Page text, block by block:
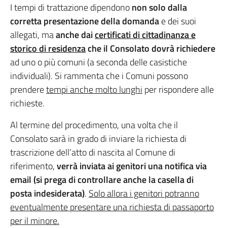
I tempi di trattazione dipendononon solo dalla
corretta presentazione della domandae dei suoi
allegati, maanche daicertificati di cittadinanza e
storico di residenzache il Consolato dovrà richiedere
ad uno o più comuni (a seconda delle casistiche
individuali). Si rammenta che i Comuni possono
prenderetempi anche molto lunghi per rispondere alle
richieste.
Al termine del procedimento, una volta che il
Consolato sarà in grado di inviare la richiesta di
trascrizione dell’atto di nascita al Comune di
riferimento,verrà inviata ai genitori una notifica via
email (si prega di controllare anche la casella di
posta indesiderata). Solo allora i genitori potranno
eventualmente presentare una richiesta di passaporto
per il minore.